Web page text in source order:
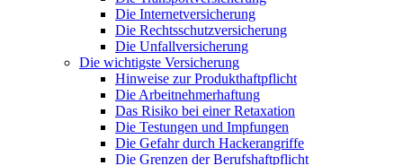
Die Internetversicherung
Die Rechtsschutzversicherung
Die Unfallversicherung
Die wichtigste Versicherung
Hinweise zur Produkthaftpflicht
Die Arbeitnehmerhaftung
Das Risiko bei einer Retaxation
Die Testungen und Impfungen
Die Gefahr durch Hackerangriffe
Die Grenzen der Berufshaftpflicht